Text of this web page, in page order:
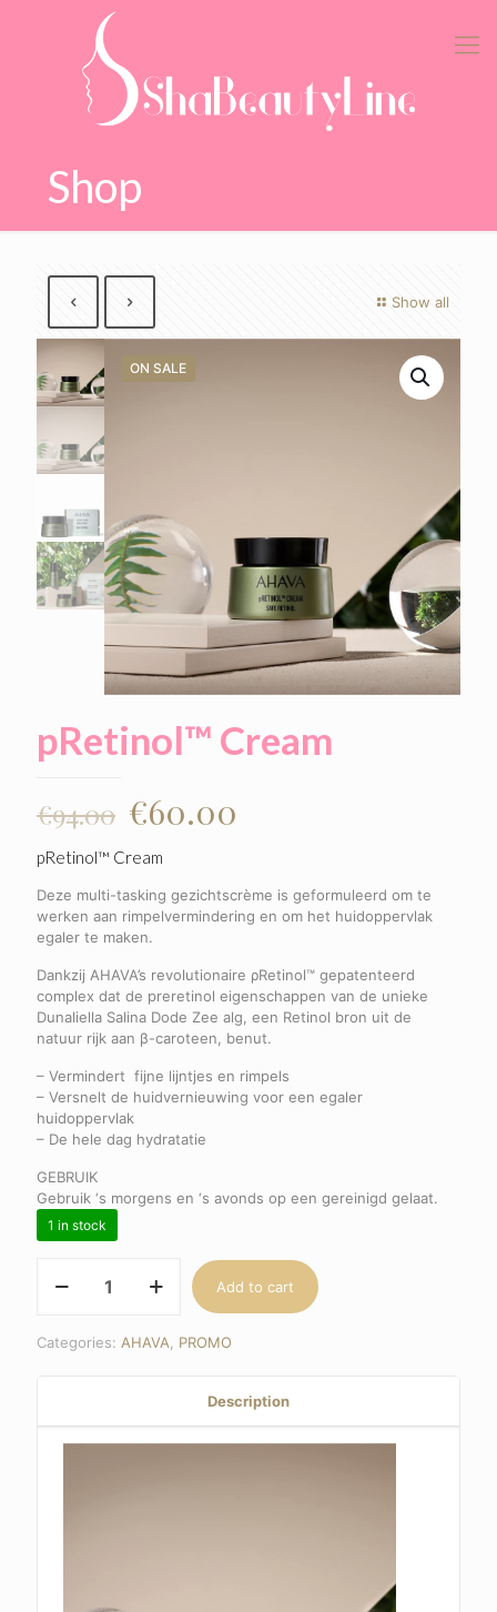
Shop
Show all
ON SALE
pRetinol™ Cream
€94.00 €60.00
pRetinol™ Cream
Deze multi-tasking gezichtscrème is geformuleerd om te
werken aan rimpelvermindering en om het huidoppervlak
egaler te maken.
Dankzij AHAVA’s revolutionaire ρRetinol™ gepatenteerd
complex dat de preretinol eigenschappen van de unieke
Dunaliella Salina Dode Zee alg, een Retinol bron uit de
natuur rijk aan β-caroteen, benut.
– Vermindert fijne lijntjes en rimpels
– Versnelt de huidvernieuwing voor een egaler
huidoppervlak
– De hele dag hydratatie
GEBRUIK
Gebruik ‘s morgens en ‘s avonds op een gereinigd gelaat.
1 in stock
Cream
Add to cart
Categories: AHAVA PROMO
Description